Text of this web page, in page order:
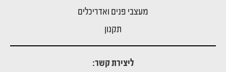
ליצירת קשר:
מעצבי פנים ואדריכלים
תקנון